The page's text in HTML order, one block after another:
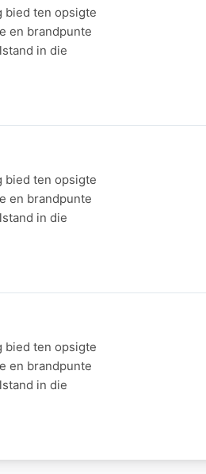
bied ten opsigte
en brandpunte
in die
bied ten opsigte
en brandpunte
in die
bied ten opsigte
en brandpunte
in die